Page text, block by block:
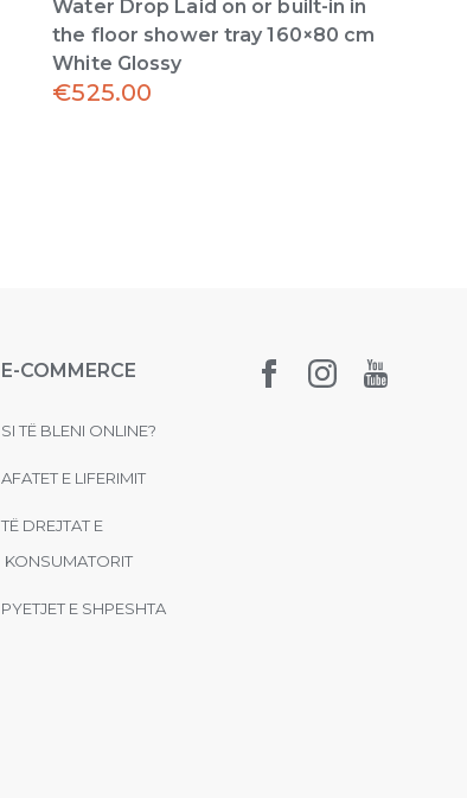
Water Drop Laid on or built-in in
the floor shower tray 160×80 cm
White Glossy
€525.00
E-COMMERCE
SI TË BLENI ONLINE?
AFATET E LIFERIMIT
TË DREJTAT E
KONSUMATORIT
PYETJET E SHPESHTA